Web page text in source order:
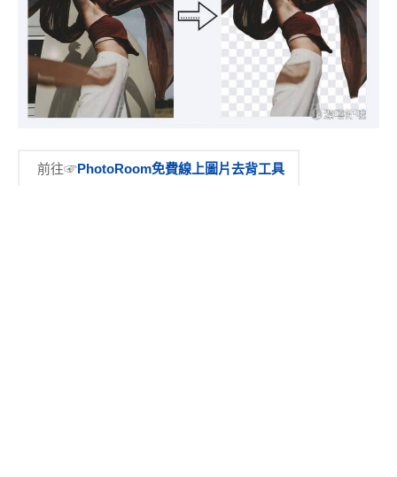
前往☞PhotoRoom免費線上圖片去背工具